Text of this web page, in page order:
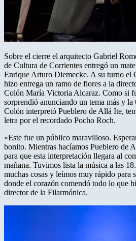
Sobre el cierre el arquitecto Gabriel
de Cultura de Corrientes entregó un
Enrique Arturo Diemecke. A su turno el
hizo entrega un ramo de flores a la
Colón María Victoria Alcaraz. Como si
sorprendió anunciando un tema más y
Colón interpretó Pueblero de Allá Ite,
letra por el recordado Pocho Roch.
«Este fue un público maravilloso.
bonito. Mientras hacíamos Pueblero de
para que esta interpretación llegara al
mañana. Tuvimos lista la música a las
muchas cosas y leímos muy rápido para
donde el corazón comendó todo lo que
director de la Filarmónica.